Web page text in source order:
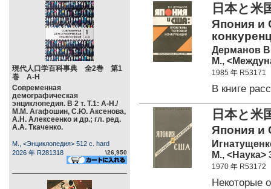
現代人口学百科事典 全2巻 第1
巻 А-Н
Современная
демографическая
энциклопедия. В 2 т. Т.1: А-Н./
М.М. Агафошин, С.Ю. Аксенова,
А.Н. Алексеенко и др.; гл. ред.
А.А. Ткаченко.
М., <Энциклопедия> 512 c. hard
2026 年 R281318
\26,950
日本と
Япония и
Дерманов
М.,
1985 年 R53171
В книге
日本と
Япония и
М., <Наука>
1970 年 R53172
Некоторые